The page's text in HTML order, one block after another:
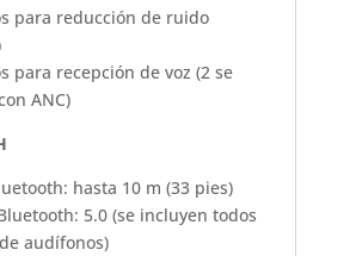
para reducción de ruido
para recepción de voz (2 se
ANC)
hasta 10 m (33 pies)
5.0 (se incluyen todos
audífonos)